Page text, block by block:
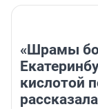
«Шрамы
кислотой